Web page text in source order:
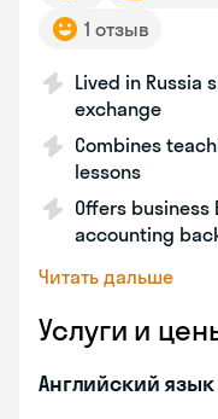
1 отзыв
Lived in Russia
exchange
Combines
lessons
Offers
accounting
Читать дальше
Услуги и
Английский язык